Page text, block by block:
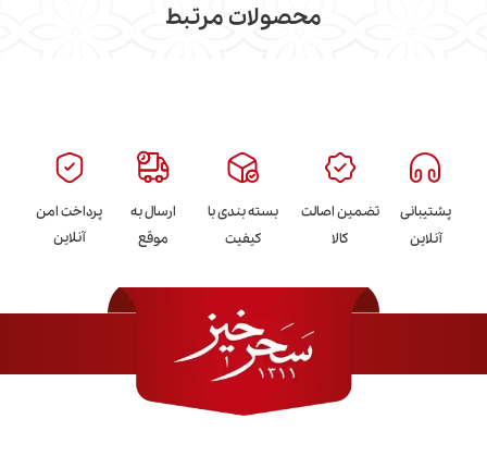
محصولات مرتبط
پشتیبانی
آنلاین
تضمین اصالت
کالا
بسته بندی با
کیفیت
ارسال به
موقع
پرداخت امن
آنلاین